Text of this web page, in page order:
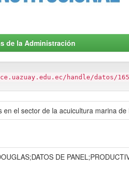
de la Administración
handle/datos/
el sector de la acuicultura marina
DE